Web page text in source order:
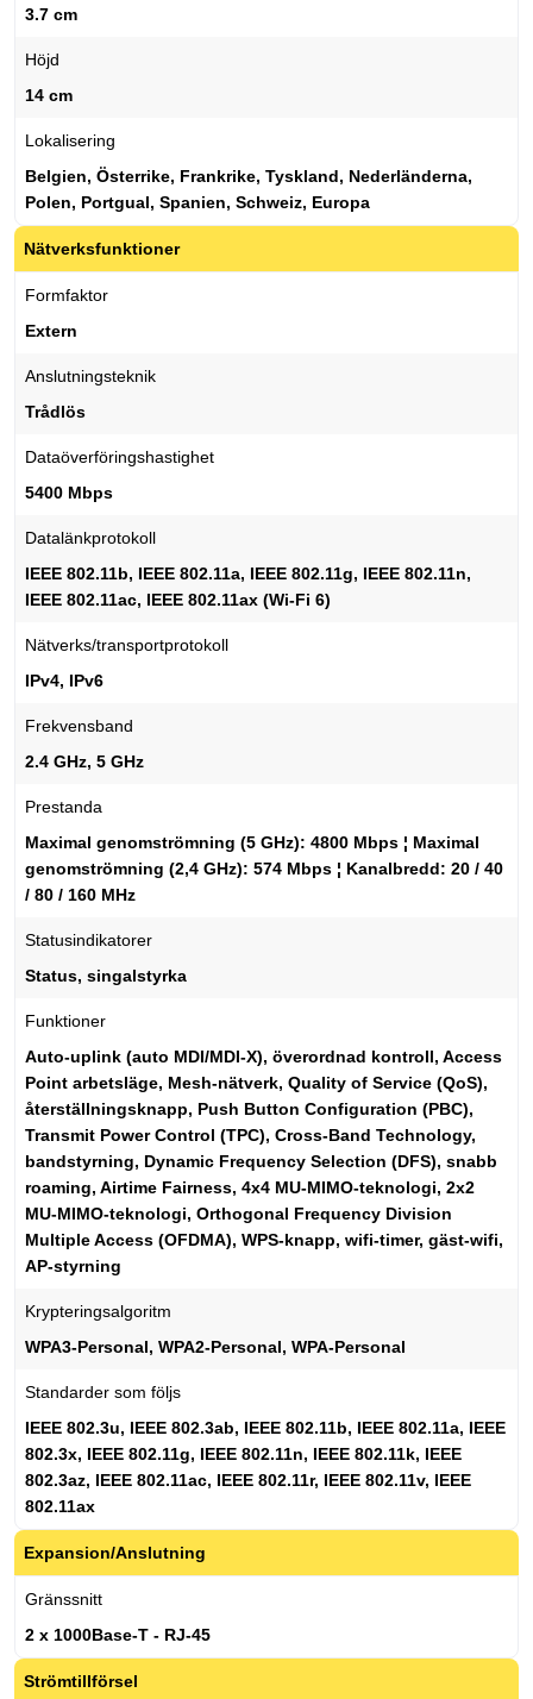
3.7 cm
Höjd
14 cm
Lokalisering
Belgien, Österrike, Frankrike, Tyskland, Nederländerna,
Polen, Portgual, Spanien, Schweiz, Europa
Nätverksfunktioner
Formfaktor
Extern
Anslutningsteknik
Trådlös
Dataöverföringshastighet
5400 Mbps
Datalänkprotokoll
IEEE 802.11b, IEEE 802.11a, IEEE 802.11g, IEEE 802.11n,
IEEE 802.11ac, IEEE 802.11ax (Wi-Fi 6)
Nätverks/transportprotokoll
IPv4, IPv6
Frekvensband
2.4 GHz, 5 GHz
Prestanda
Maximal genomströmning (5 GHz): 4800 Mbps ¦ Maximal
genomströmning (2,4 GHz): 574 Mbps ¦ Kanalbredd: 20 / 40
/ 80 / 160 MHz
Statusindikatorer
Status, singalstyrka
Funktioner
Auto-uplink (auto MDI/MDI-X), överordnad kontroll, Access
Point arbetsläge, Mesh-nätverk, Quality of Service (QoS),
återställningsknapp, Push Button Configuration (PBC),
Transmit Power Control (TPC), Cross-Band Technology,
bandstyrning, Dynamic Frequency Selection (DFS), snabb
roaming, Airtime Fairness, 4x4 MU-MIMO-teknologi, 2x2
MU-MIMO-teknologi, Orthogonal Frequency Division
Multiple Access (OFDMA), WPS-knapp, wifi-timer, gäst-wifi,
AP-styrning
Krypteringsalgoritm
WPA3-Personal, WPA2-Personal, WPA-Personal
Standarder som följs
IEEE 802.3u, IEEE 802.3ab, IEEE 802.11b, IEEE 802.11a, IEEE
802.3x, IEEE 802.11g, IEEE 802.11n, IEEE 802.11k, IEEE
802.3az, IEEE 802.11ac, IEEE 802.11r, IEEE 802.11v, IEEE
802.11ax
Expansion/Anslutning
Gränssnitt
2 x 1000Base-T - RJ-45
Strömtillförsel